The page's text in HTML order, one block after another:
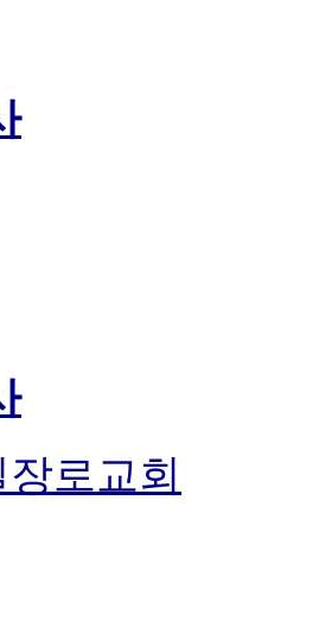
로교회